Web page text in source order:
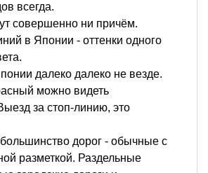
всегда.
совершенно ни причём.
в Японии - оттенки одного
далеко далеко не везде.
можно видеть
за стоп-линию, это
дорог - обычные с
разметкой. Раздельные